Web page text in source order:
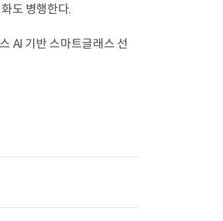
도 병행한다.
AI 기반 스마트글래스 선